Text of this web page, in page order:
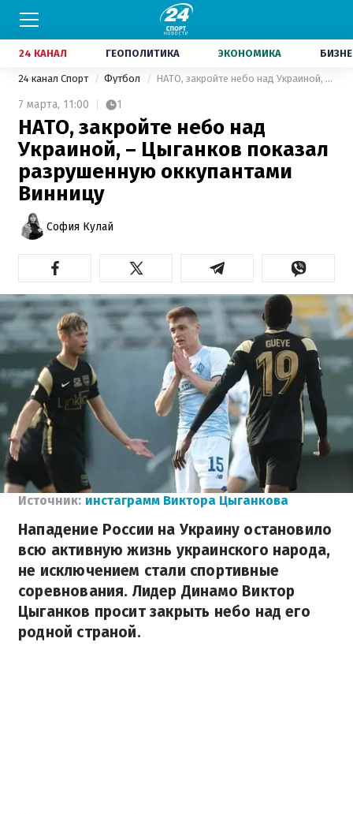
24 КАНАЛ ГЕОПОЛИТИКА ЭКОНОМИКА
24 канал Спорт Футбол НАТО, закройте небо над Украиной, – Цыганков показал разрушенную оккупантами Винницу
7 марта, 11:00 1
НАТО, закройте небо над
Украиной, – Цыганков показал
разрушенную оккупантами
Винницу
София Кулай
Источник: инстаграмм Виктора Цыганкова
Нападение России на Украину остановило
всю активную жизнь украинского народа,
не исключением стали спортивные
соревнования. Лидер Динамо Виктор
Цыганков просит закрыть небо над его
родной страной.